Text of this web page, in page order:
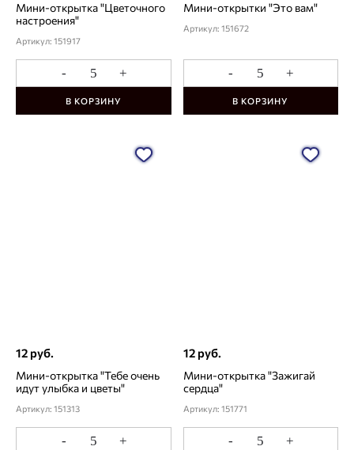
Мини-открытка "Цветочного
настроения"
Артикул: 151917
- +
В КОРЗИНУ
Мини-открытки "Это вам"
Артикул: 151672
- +
В КОРЗИНУ
12 руб.
Мини-открытка "Тебе очень
идут улыбка и цветы"
Артикул: 151313
- +
12 руб.
Мини-открытка "Зажигай
сердца"
Артикул: 151771
- +